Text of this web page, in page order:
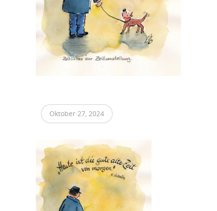
Oktober 27, 2024